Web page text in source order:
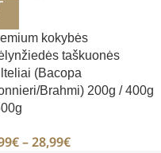
kokybės
taškuonės
(Bacopa
Brahmi) 200g / 400g
€–28,99€